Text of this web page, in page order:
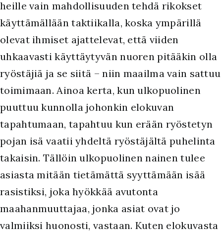
heille vain mahdollisuuden tehdä rikokset
käyttämällään taktiikalla, koska ympärillä
olevat ihmiset ajattelevat, että viiden
uhkaavasti käyttäytyvän nuoren pitääkin olla
ryöstäjiä ja se siitä – niin maailma vain sattuu
toimimaan. Ainoa kerta, kun ulkopuolinen
puuttuu kunnolla johonkin elokuvan
tapahtumaan, tapahtuu kun erään ryöstetyn
pojan isä vaatii yhdeltä ryöstäjältä puhelinta
takaisin. Tällöin ulkopuolinen nainen tulee
asiasta mitään tietämättä syyttämään isää
rasistiksi, joka hyökkää avutonta
maahanmuuttajaa, jonka asiat ovat jo
valmiiksi huonosti, vastaan. Kuten elokuvasta